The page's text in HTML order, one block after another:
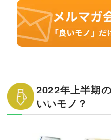
2022年上半期
いいモノ？